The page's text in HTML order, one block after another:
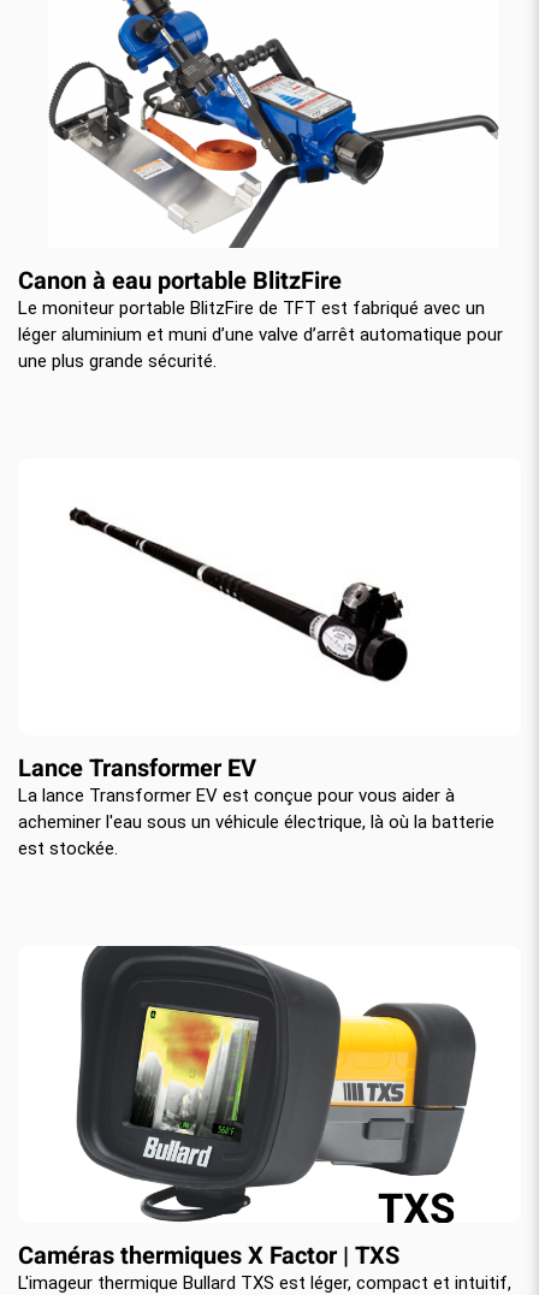
Canon à eau portable BlitzFire
Le moniteur portable BlitzFire de TFT est fabriqué avec un
léger aluminium et muni d’une valve d’arrêt automatique pour
une plus grande sécurité.
Lance Transformer EV
La lance Transformer EV est conçue pour vous aider à
acheminer l'eau sous un véhicule électrique, là où la batterie
est stockée.
Caméras thermiques X Factor | TXS
L'imageur thermique Bullard TXS est léger, compact et intuitif,